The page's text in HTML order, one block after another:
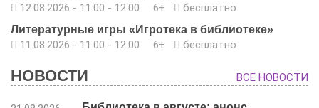
12.08.2026 - 11:00 - 12:00 6+ бесплатно
Литературные игры «Игротека в библиотеке»
11.08.2026 - 11:00 - 12:00 6+ бесплатно
НОВОСТИ ВСЕ НОВОСТИ